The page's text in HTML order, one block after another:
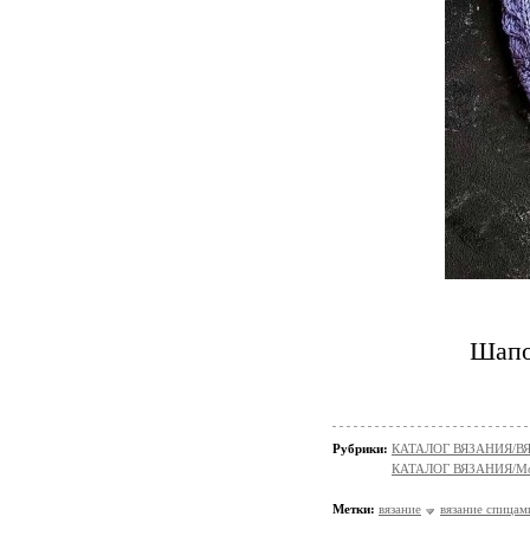
Рубрики: КАТАЛОГ ВЯЗАНИЯ/
КАТАЛОГ ВЯЗАНИЯ/
Метки: вязание вязание